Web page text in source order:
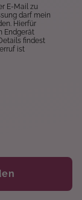
E-Mail zu
darf mein
Hierfür
Endgerät
findest
ist